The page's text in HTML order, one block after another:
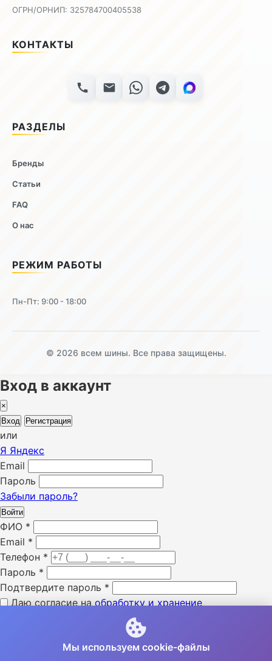
ОГРН/ОРНИП: 325784700405538
КОНТАКТЫ
РАЗДЕЛЫ
Бренды
Статьи
FAQ
О нас
РЕЖИМ РАБОТЫ
Пн-Пт: 9:00 - 18:00
© 2026 всем шины. Все права защищены.
Вход в аккаунт
×
Вход
Регистрация
или
Я Яндекс
Email
Пароль
Забыли пароль?
Войти
ФИО *
Email *
Телефон *
Пароль *
Подтвердите пароль *
Даю согласие наобработку и хранение
политикой конфиденциальности
Я даю согласие на получение SMS уведомлений *
Мы используем cookie-файлы